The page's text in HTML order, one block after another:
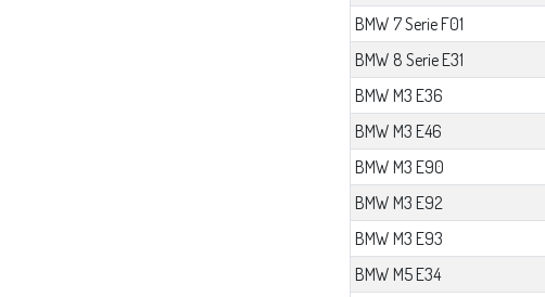
BMW 7 Serie F01
BMW 8 Serie E31
BMW M3 E36
BMW M3 E46
BMW M3 E90
BMW M3 E92
BMW M3 E93
BMW M5 E34